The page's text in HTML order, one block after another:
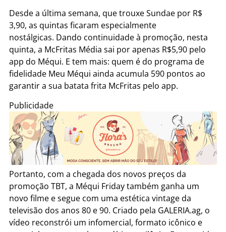
Desde a última semana, que trouxe Sundae por R$
3,90, as quintas ficaram especialmente
nostálgicas. Dando continuidade à promoção, nesta
quinta, a McFritas Média sai por apenas R$5,90 pelo
app do Méqui. E tem mais: quem é do programa de
fidelidade Meu Méqui ainda acumula 590 pontos ao
garantir a sua batata frita McFritas pelo app.
Publicidade
Portanto, com a chegada dos novos preços da
promoção TBT, a Méqui Friday também ganha um
novo filme e segue com uma estética vintage da
televisão dos anos 80 e 90. Criado pela GALERIA.ag, o
vídeo reconstrói um infomercial, formato icônico e